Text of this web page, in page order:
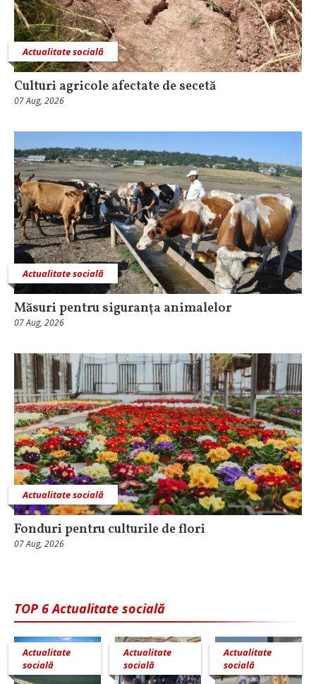
Actualitate socială
Culturi agricole afectate de secetă
07 Aug, 2026
Actualitate socială
Măsuri pentru siguranţa animalelor
07 Aug, 2026
Actualitate socială
Fonduri pentru culturile de flori
07 Aug, 2026
TOP 6 Actualitate socială
Actualitate
socială
Actualitate
socială
Actualitate
socială